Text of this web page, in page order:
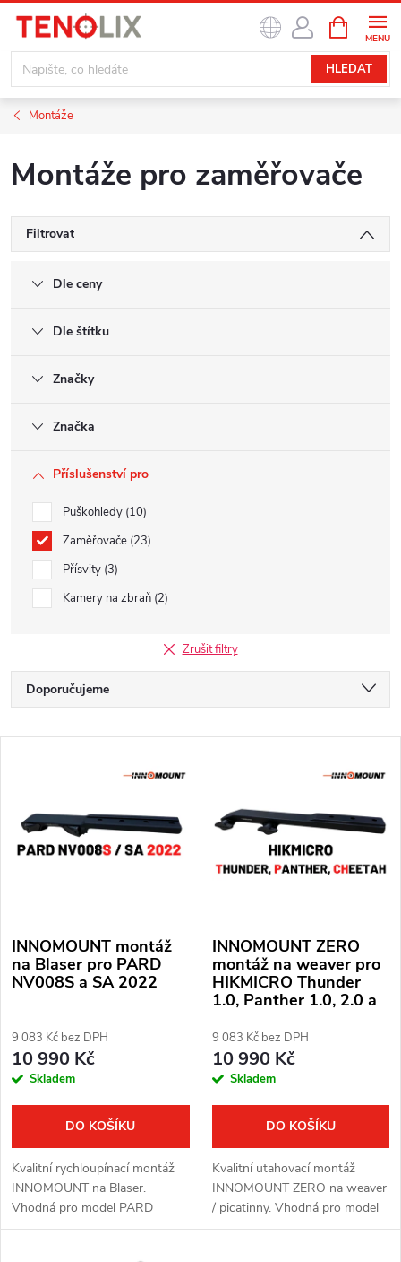
obsah
HLEDAT
NÁKUPNÍ
KOŠÍK
Montáže
Montáže pro zaměřovače
Filtrovat
Dle ceny
Dle štítku
Značky
Značka
Příslušenství pro
Puškohledy 10
Zaměřovače 23
Přísvity 3
Kamery na zbraň 2
Zrušit filtry
Ř
a
e
n
p
r
d
u
t
ů
Doporučujeme
Abecedně
p
p
r
o
d
u
k
t
ů
INNOMOUNT montáž
na Blaser pro PARD
NV008S a SA 2022
9 083 Kč bez DPH
10 990 Kč
Skladem
DO KOŠÍKU
Kvalitní rychloupínací montáž
INNOMOUNT na Blaser.
Vhodná pro model PARD
NV008S/NV008S LRF A SA
INNOMOUNT ZERO
montáž na weaver pro
HIKMICRO Thunder
1.0, Panther 1.0, 2.0 a
9 083 Kč bez DPH
10 990 Kč
Skladem
DO KOŠÍKU
Kvalitní utahovací montáž
INNOMOUNT ZERO na weaver
/ picatinny. Vhodná pro model
HIKMICRO Thunder 1.0,